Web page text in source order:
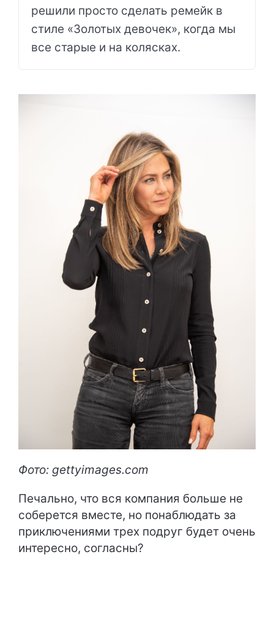
решили просто сделать ремейк в
стиле «Золотых девочек», когда мы
все старые и на колясках.
Фото: gettyimages.com
Печально, что вся компания больше не
соберется вместе, но понаблюдать за
приключениями трех подруг будет очень
интересно, согласны?